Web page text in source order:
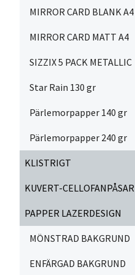
MIRROR CARD BLANK A4
MIRROR CARD MATT A4
SIZZIX 5 PACK METALLIC
Star Rain 130 gr
Pärlemorpapper 140 gr
Pärlemorpapper 240 gr
KLISTRIGT
KUVERT-CELLOFANPÅSAR
PAPPER LAZERDESIGN
MÖNSTRAD BAKGRUND
ENFÄRGAD BAKGRUND